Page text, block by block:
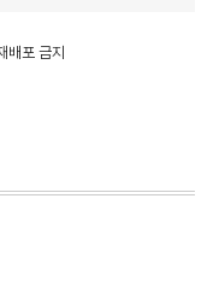
배포 금지